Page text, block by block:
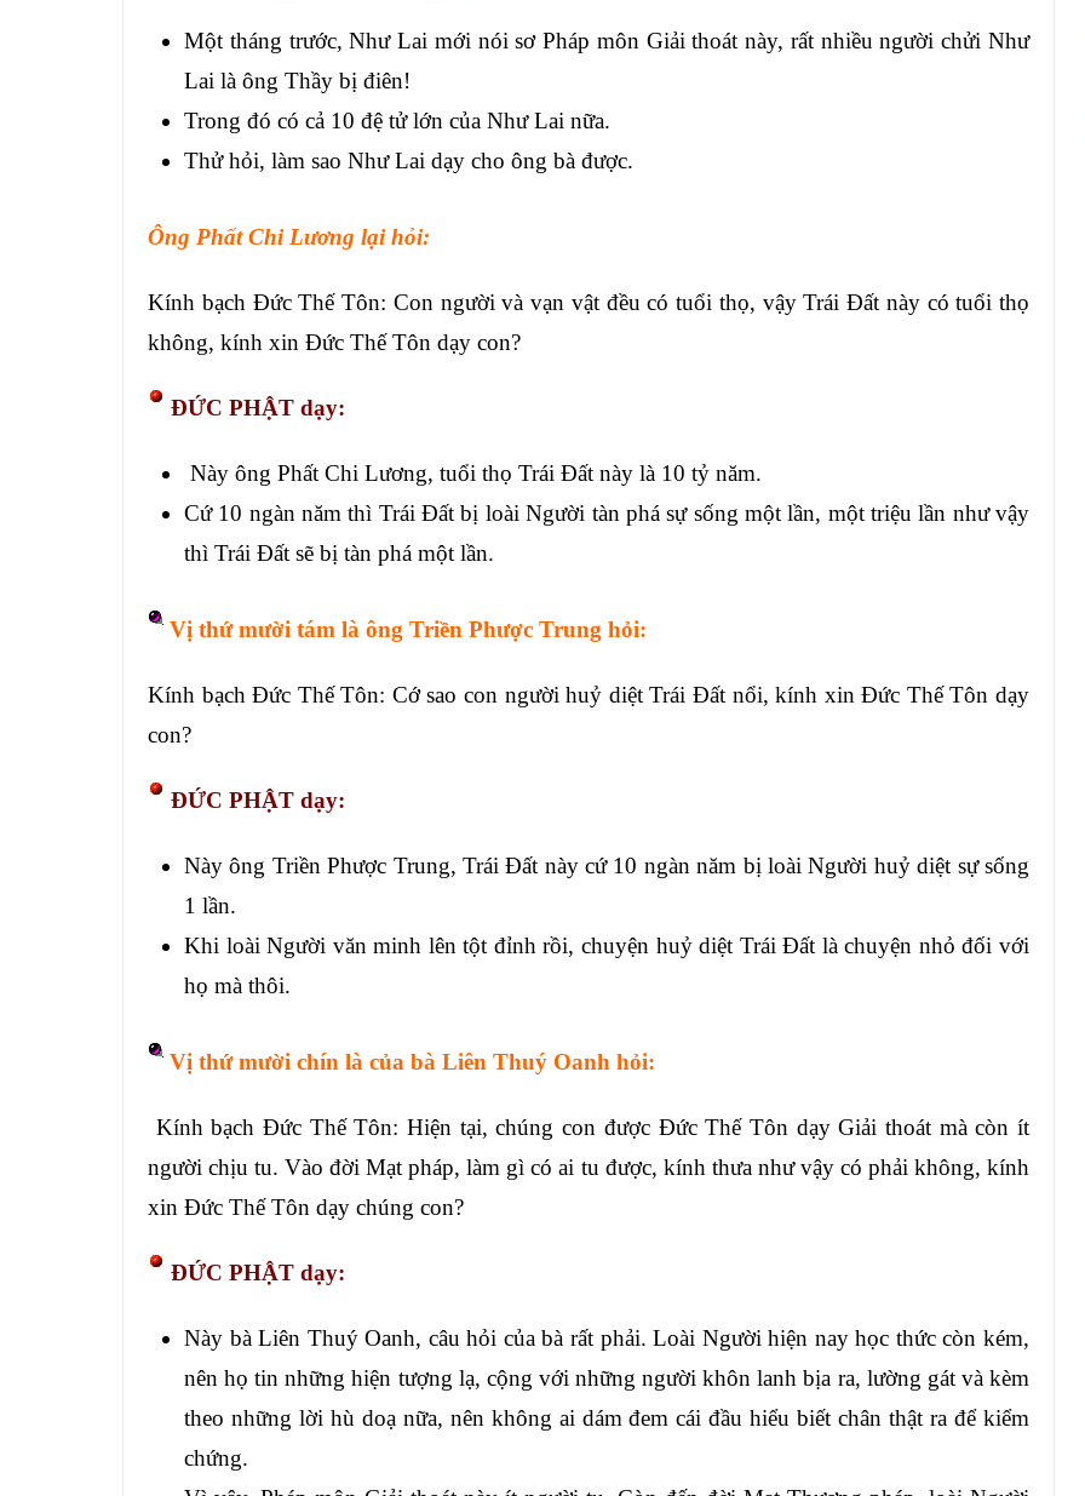
Một tháng trước, Như Lai mới nói sơ Pháp môn Giải thoát này, rất nhiều người chửi Như
Lai là ông Thầy bị điên!
Trong đó có cả 10 đệ tử lớn của Như Lai nữa.
Thử hỏi, làm sao Như Lai dạy cho ông bà được.
Ông Phất Chi Lương lại hỏi:
Kính bạch Đức Thế Tôn: Con người và vạn vật đều có tuổi thọ, vậy Trái Đất này có tuổi thọ
không, kính xin Đức Thế Tôn dạy con?
ĐỨC PHẬT dạy:
Này ông Phất Chi Lương, tuổi thọ Trái Đất này là 10 tỷ năm.
Cứ 10 ngàn năm thì Trái Đất bị loài Người tàn phá sự sống một lần, một triệu lần như vậy
thì Trái Đất sẽ bị tàn phá một lần.
Vị thứ mười tám là ông Triền Phược Trung hỏi:
Kính bạch Đức Thế Tôn: Cớ sao con người huỷ diệt Trái Đất nổi, kính xin Đức Thế Tôn dạy
con?
ĐỨC PHẬT dạy:
Này ông Triền Phược Trung, Trái Đất này cứ 10 ngàn năm bị loài Người huỷ diệt sự sống
1 lần.
Khi loài Người văn minh lên tột đỉnh rồi, chuyện huỷ diệt Trái Đất là chuyện nhỏ đối với
họ mà thôi.
Vị thứ mười chín là của bà Liên Thuý Oanh hỏi:
Kính bạch Đức Thế Tôn: Hiện tại, chúng con được Đức Thế Tôn dạy Giải thoát mà còn ít
người chịu tu. Vào đời Mạt pháp, làm gì có ai tu được, kính thưa như vậy có phải không, kính
xin Đức Thế Tôn dạy chúng con?
ĐỨC PHẬT dạy:
Này bà Liên Thuý Oanh, câu hỏi của bà rất phải. Loài Người hiện nay học thức còn kém,
nên họ tin những hiện tượng lạ, cộng với những người khôn lanh bịa ra, lường gát và kèm
theo những lời hù doạ nữa, nên không ai dám đem cái đầu hiểu biết chân thật ra để kiểm
chứng.